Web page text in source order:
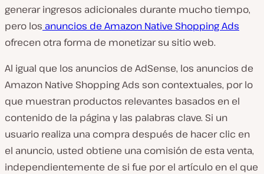
generar ingresos adicionales durante mucho tiempo,
pero los anuncios de Amazon Native Shopping Ads
ofrecen otra forma de monetizar su sitio web.
Al igual que los anuncios de AdSense, los anuncios de
Amazon Native Shopping Ads son contextuales, por lo
que muestran productos relevantes basados en el
contenido de la página y las palabras clave. Si un
usuario realiza una compra después de hacer clic en
el anuncio, usted obtiene una comisión de esta venta,
independientemente de si fue por el artículo en el que